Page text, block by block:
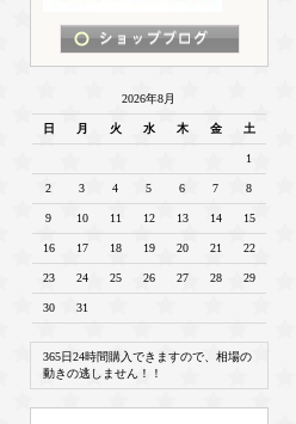
2026年8月
日 月 火 水 木 金 土
1
2 3 4 5 6 7 8
9 10 11 12 13 14 15
16 17 18 19 20 21 22
23 24 25 26 27 28 29
30 31
365日24時間購入できますので、相場の
動きの逃しません！！